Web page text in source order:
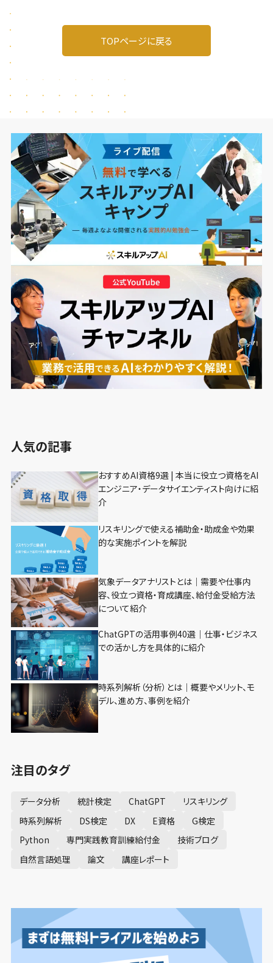
TOPページに戻る
人気の記事
おすすめAI資格9選 | 本当に役立つ資格をAI
エンジニア・データサイエンティスト向けに紹
介
リスキリングで使える補助金・助成金や効果
的な実施ポイントを解説
気象データアナリストとは｜需要や仕事内
容、役立つ資格・育成講座、給付金受給方法
について紹介
ChatGPTの活用事例40選｜仕事・ビジネス
での活かし方を具体的に紹介
時系列解析（分析）とは｜概要やメリット、モ
デル、進め方、事例を紹介
注目のタグ
データ分析 統計検定 ChatGPT
リスキリング
時系列解析
DS検定 DX E資格
G検定
Python
専門実践教育訓練給付金
技術ブログ
自然言語処理
論文 講座レポート